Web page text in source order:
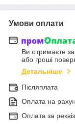
Умови оплати
Ви отримаєте
або гроші
Детальніше
Післяплата
Оплата на
Оплата за